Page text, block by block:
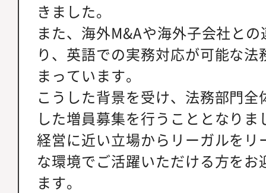
きました。
また、海外M&Aや海外子会社と
り、英語での実務対応が可能な
まっています。
こうした背景を受け、法務部門
した増員募集を行うこととなり
経営に近い立場からリーガルを
な環境でご活躍いただける方を
ます。